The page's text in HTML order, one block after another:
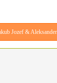
Jozef &